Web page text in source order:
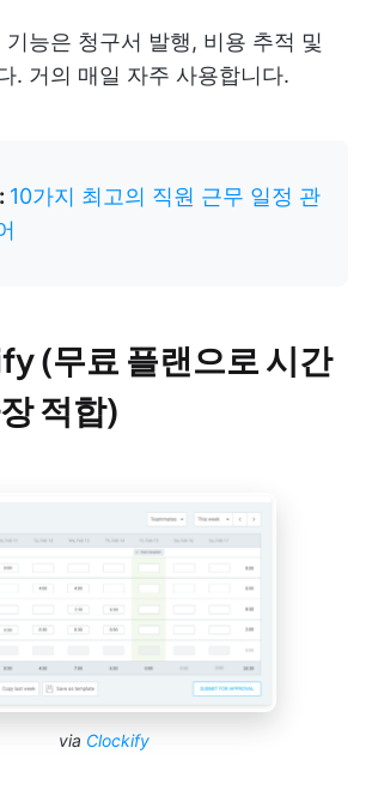
능은 청구서 발행, 비용 추적 및
. 거의 매일 자주 사용합니다.
10가지 최고의 직원 근무 일정 관
(무료 플랜으로 시간
적합)
via Clockify